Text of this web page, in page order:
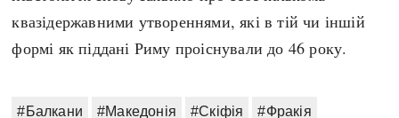
квазідержавними утвореннями, які в тій чи іншій
формі як піддані Риму проіснували до 46 року.
#Балкани #Македонія #Скіфія #Фракія